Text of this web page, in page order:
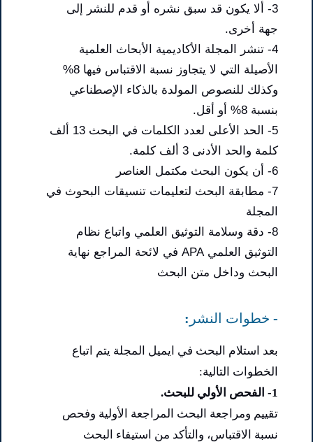
3- ألا يكون قد سبق نشره أو قدم للنشر إلى
جهة أخرى.
4- تنشر المجلة الأكاديمية الأبحاث العلمية
الأصيلة التي لا يتجاوز نسبة الاقتباس فيها 8%
وكذلك للنصوص المولدة بالذكاء الإصطناعي
بنسبة 8% أو أقل.
5- الحد الأعلى لعدد الكلمات في البحث 13 ألف
كلمة والحد الأدنى 3 ألف كلمة.
6- أن يكون البحث مكتمل العناصر
7- مطابقة البحث لتعليمات تنسيقات البحوث في
المجلة
8- دقة وسلامة التوثيق العلمي واتباع نظام
التوثيق العلمي APA في لائحة المراجع نهاية
البحث وداخل متن البحث
- خطوات النشر:
بعد استلام البحث في ايميل المجلة يتم اتباع
الخطوات التالية:
1- الفحص الأولي للبحث.
تقييم ومراجعة البحث المراجعة الأولية وفحص
نسبة الاقتباس، والتأكد من استيفاء البحث